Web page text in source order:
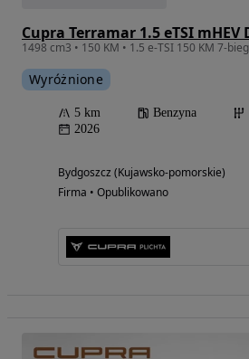
Cupra Terramar 1.5 eTSI mHEV
Wyróżnione
5 km Benzyna
2026
Bydgoszcz (Kujawsko-pomorskie)
Firma • Opublikowano